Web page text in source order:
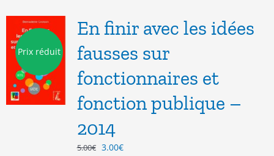
Prix réduit
En finir avec les idées
fausses sur
fonctionnaires et
fonction publique –
2014
5.00€ Le
3.00€Le